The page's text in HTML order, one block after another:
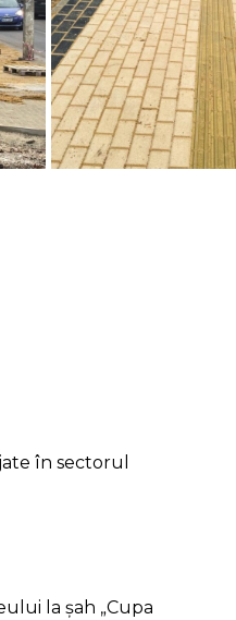
în sectorul
la șah „Cupa